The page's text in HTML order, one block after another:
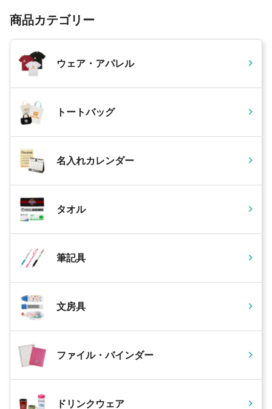
商品カテゴリー
ウェア・アパレル
トートバッグ
名入れカレンダー
タオル
筆記具
文房具
ファイル・バインダー
ドリンクウェア